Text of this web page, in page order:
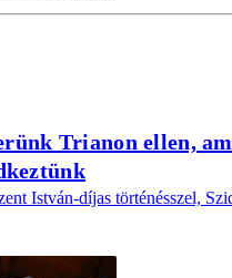
Trianon ellen,
István-díjas történésszel,